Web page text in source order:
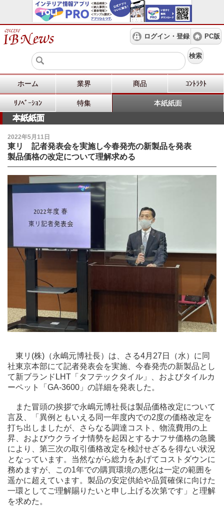
ログイン・登録 PC版
検索
ホーム 業界 商品 ｺﾝﾄﾗｸﾄ
ﾘﾉﾍﾞｰｼｮﾝ 特集 本紙紙面
本紙紙面
2022年5月11日
東リ 記者発表会を実施し今春発売の新製品を発表
製品価格の改定について理解求める
東リ(株)（永嶋元博社長）は、さる4月27日（水）に同
社東京本部にて記者発表会を実施、今春発売の新製品とし
て新ブランドLHT「タフテックタイル」、およびタイルカ
ーペット「GA-3600」の詳細を発表した。
また冒頭の挨拶で永嶋元博社長は製品価格改定について
言及、「異例ともいえる同一年度内での2度の価格改定を
打ち出しましたが、さらなる調達コスト、物流費用の上
昇、およびウクライナ情勢を起因とするナフサ価格の急騰
により、第三次の取引価格改定を検討せざるを得ない状況
となっています。当然ながら総力をあげてコストダウンに
務めますが、この1年での購買環境の悪化は一定の範囲を
遥かに超えています。製品の安定供給や品質確保に向けた
一環としてご理解賜りたいと申し上げる次第です」と理解
を求めた。